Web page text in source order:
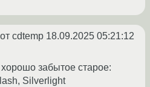
от cdtemp 18.09.2025 05:21:12
забытое старое:
Silverlight